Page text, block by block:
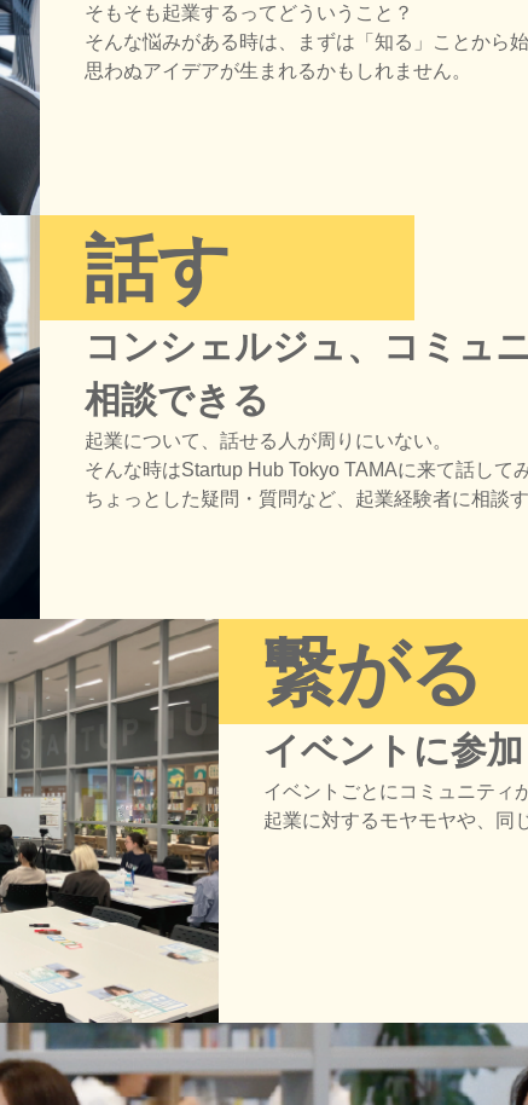
そもそも起業するってどういうこと？
そんな悩みがある時は、まずは「知る」ことから始
思わぬアイデアが生まれるかもしれません。
話す
コンシェルジュ、コミュ
相談できる
起業について、話せる人が周りにいない。
そんな時はStartup Hub Tokyo TAMAに来て話して
ちょっとした疑問・質問など、起業経験者に相談
繋がる
イベントに参
イベントごとにコミュニティ
起業に対するモヤモヤや、同